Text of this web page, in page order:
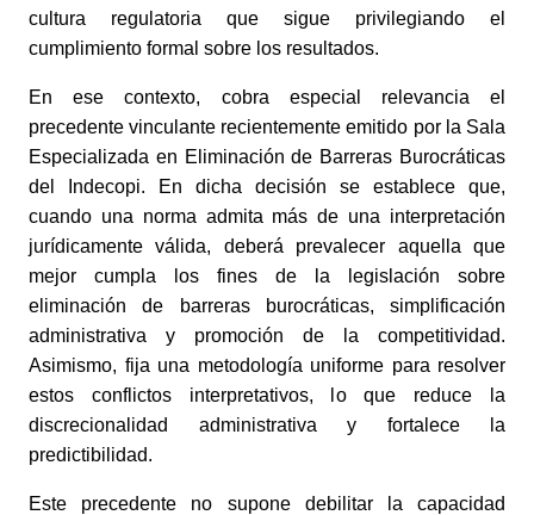
cultura regulatoria que sigue privilegiando el
cumplimiento formal sobre los resultados.
En ese contexto, cobra especial relevancia el
precedente vinculante recientemente emitido por la Sala
Especializada en Eliminación de Barreras Burocráticas
del Indecopi. En dicha decisión se establece que,
cuando una norma admita más de una interpretación
jurídicamente válida, deberá prevalecer aquella que
mejor cumpla los fines de la legislación sobre
eliminación de barreras burocráticas, simplificación
administrativa y promoción de la competitividad.
Asimismo, fija una metodología uniforme para resolver
estos conflictos interpretativos, lo que reduce la
discrecionalidad administrativa y fortalece la
predictibilidad.
Este precedente no supone debilitar la capacidad